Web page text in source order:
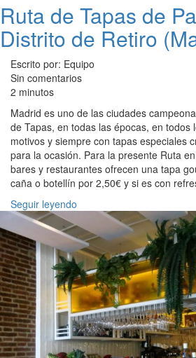
Ruta de Tapas de
Distrito de Retiro
Escrito por: Equipo
Sin comentarios
2 minutos
Madrid es uno de las ciudades
de Tapas, en todas las épocas, en todos
motivos y siempre con tapas especiales
para la ocasión. Para la presente Ruta
bares y restaurantes ofrecen una tapa
caña o botellín por 2,50€ y si es con
Seguir leyendo